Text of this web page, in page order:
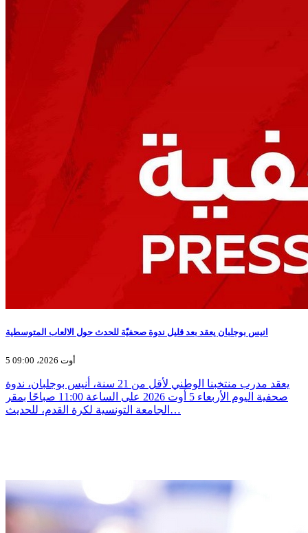
انيس بوجلبان يعقد بعد قليل ندوة صحفيّة للحدث حول الالعاب المتوسطية
5 أوت 2026، 09:00
يعقد مدرب منتخبنا الوطني لأقل من 21 سنة، أنيس بوجلبان، ندوة
صحفية اليوم الأربعاء 5 أوت 2026 على الساعة 11:00 صباحًا بمقر
الجامعة التونسية لكرة القدم، للحديث…